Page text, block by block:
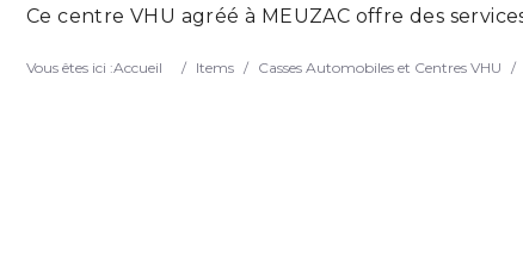
Ce centre VHU agréé à MEUZAC offre des
Vous êtes ici :Accueil / Items / Casses Automobiles et Centres VHU /